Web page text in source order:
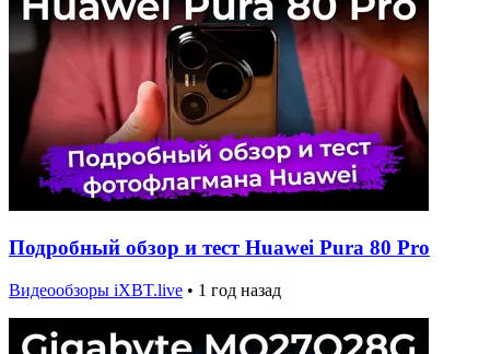
Подробный обзор и тест Huawei Pura 80 Pro
Видеообзоры iXBT.live • 1 год назад